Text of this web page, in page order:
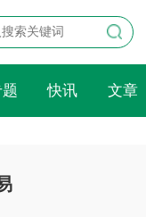
快讯 文章